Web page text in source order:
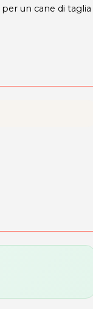
per un cane di taglia